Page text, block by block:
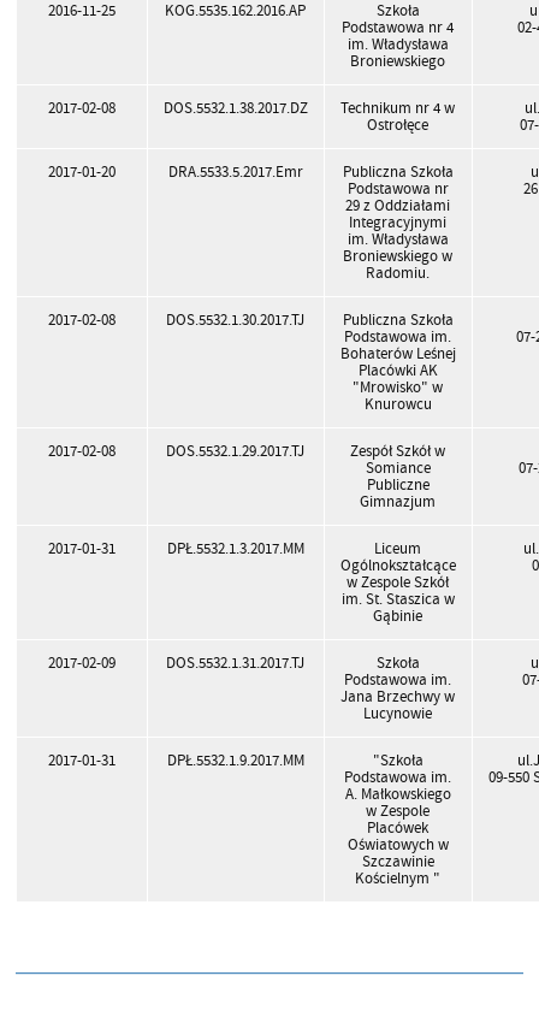
2016-11-25 KOG.5535.162.2016.AP
Szkoła
Podstawowa nr 4
im. Władysława
Broniewskiego
2017-02-08 DOS.5532.1.38.2017.DZ
Technikum nr 4 w
Ostrołęce
2017-01-20 DRA.5533.5.2017.Emr
Publiczna Szkoła
Podstawowa nr
29 z Oddziałami
Integracyjnymi
im. Władysława
Broniewskiego w
Radomiu.
2017-02-08 DOS.5532.1.30.2017.TJ
Publiczna Szkoła
Podstawowa im.
Bohaterów Leśnej
Placówki AK
"Mrowisko" w
Knurowcu
2017-02-08 DOS.5532.1.29.2017.TJ
Zespół Szkół w
Somiance
Publiczne
Gimnazjum
2017-01-31 DPŁ.5532.1.3.2017.MM
Liceum
Ogólnokształcące
w Zespole Szkół
im. St. Staszica w
Gąbinie
2017-02-09 DOS.5532.1.31.2017.TJ
Szkoła
Podstawowa im.
Jana Brzechwy w
Lucynowie
2017-01-31 DPŁ.5532.1.9.2017.MM
"Szkoła
Podstawowa im.
A. Małkowskiego
w Zespole
Placówek
Oświatowych w
Szczawinie
Kościelnym "
09-550